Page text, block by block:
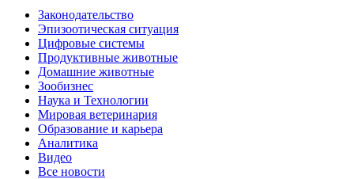
Законодательство
Эпизоотическая ситуация
Цифровые системы
Продуктивные животные
Домашние животные
Зообизнес
Наука и Технологии
Мировая ветеринария
Образование и карьера
Аналитика
Видео
Все новости